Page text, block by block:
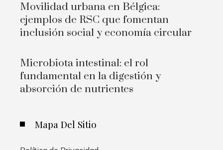
Movilidad urbana en Bélgica:
ejemplos de RSC que fomentan
inclusión social y economía circular
Microbiota intestinal: el rol
fundamental en la digestión y
absorción de nutrientes
Mapa Del Sitio